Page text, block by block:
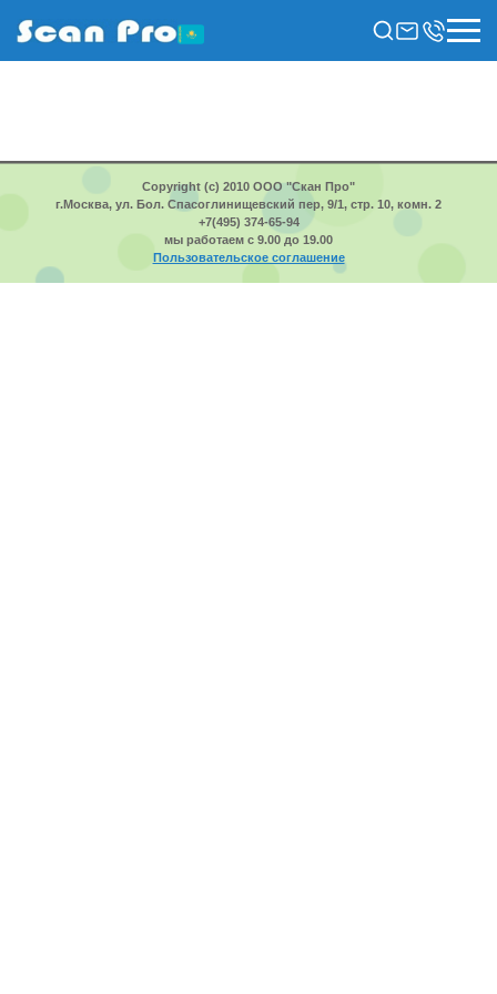
Copyright (c) 2010 ООО "Скан Про"
г.Москва, ул. Бол. Спасоглинищевский пер, 9/1, стр. 10, комн. 2
+7(495) 374-65-94
мы работаем с 9.00 до 19.00
Пользовательское соглашение